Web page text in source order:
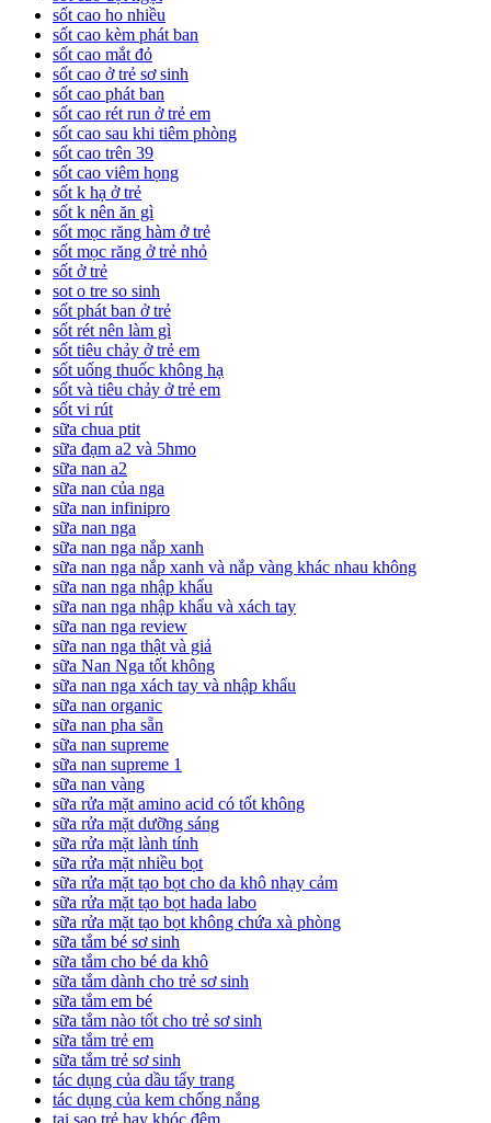
sốt cao ho nhiều
sốt cao kèm phát ban
sốt cao mắt đỏ
sốt cao ở trẻ sơ sinh
sốt cao phát ban
sốt cao rét run ở trẻ em
sốt cao sau khi tiêm phòng
sốt cao trên 39
sốt cao viêm họng
sốt k hạ ở trẻ
sốt k nên ăn gì
sốt mọc răng hàm ở trẻ
sốt mọc răng ở trẻ nhỏ
sốt ở trẻ
sot o tre so sinh
sốt phát ban ở trẻ
sốt rét nên làm gì
sốt tiêu chảy ở trẻ em
sốt uống thuốc không hạ
sốt và tiêu chảy ở trẻ em
sốt vi rút
sữa chua ptit
sữa đạm a2 và 5hmo
sữa nan a2
sữa nan của nga
sữa nan infinipro
sữa nan nga
sữa nan nga nắp xanh
sữa nan nga nắp xanh và nắp vàng khác nhau không
sữa nan nga nhập khẩu
sữa nan nga nhập khẩu và xách tay
sữa nan nga review
sữa nan nga thật và giả
sữa Nan Nga tốt không
sữa nan nga xách tay và nhập khẩu
sữa nan organic
sữa nan pha sẵn
sữa nan supreme
sữa nan supreme 1
sữa nan vàng
sữa rửa mặt amino acid có tốt không
sữa rửa mặt dưỡng sáng
sữa rửa mặt lành tính
sữa rửa mặt nhiều bọt
sữa rửa mặt tạo bọt cho da khô nhạy cảm
sữa rửa mặt tạo bọt hada labo
sữa rửa mặt tạo bọt không chứa xà phòng
sữa tắm bé sơ sinh
sữa tắm cho bé da khô
sữa tắm dành cho trẻ sơ sinh
sữa tắm em bé
sữa tắm nào tốt cho trẻ sơ sinh
sữa tắm trẻ em
sữa tắm trẻ sơ sinh
tác dụng của dầu tẩy trang
tác dụng của kem chống nắng